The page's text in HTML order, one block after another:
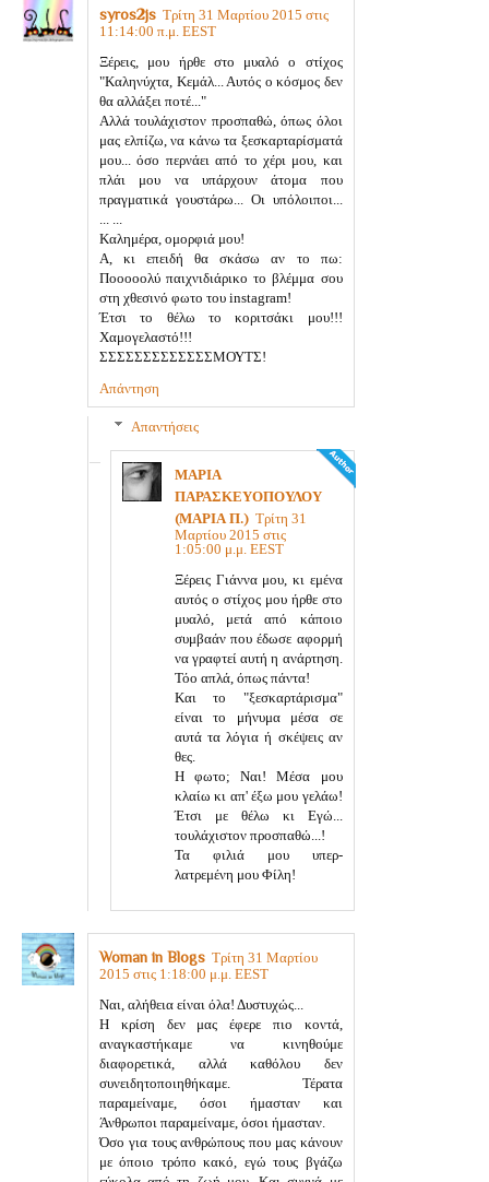
syros2js Τρίτη 31 Μαρτίου 2015 στις
11:14:00 π.μ. EEST
Ξέρεις, μου ήρθε στο μυαλό ο στίχος
"Καληνύχτα, Κεμάλ... Αυτός ο κόσμος δεν
θα αλλάξει ποτέ..."
Αλλά τουλάχιστον προσπαθώ, όπως όλοι
μας ελπίζω, να κάνω τα ξεσκαρταρίσματά
μου... όσο περνάει από το χέρι μου, και
πλάι μου να υπάρχουν άτομα που
πραγματικά γουστάρω... Οι υπόλοιποι...
Καλημέρα, ομορφιά μου!
Α, κι επειδή θα σκάσω αν το πω:
Ποοοοολύ παιχνιδιάρικο το βλέμμα σου
στη χθεσινό φωτο του instagram!
Έτσι το θέλω το κοριτσάκι μου!!!
Χαμογελαστό!!!
ΣΣΣΣΣΣΣΣΣΣΣΣΣΜΟΥΤΣ!
Απάντηση
Απαντήσεις
ΜΑΡΙΑ
ΠΑΡΑΣΚΕΥΟΠΟΥΛΟΥ
(ΜΑΡΙΑ Π.) Τρίτη 31
Μαρτίου 2015 στις
1:05:00 μ.μ. EEST
Ξέρεις Γιάννα μου, κι εμένα
αυτός ο στίχος μου ήρθε στο
μυαλό, μετά από κάποιο
συμβαάν που έδωσε αφορμή
να γραφτεί αυτή η ανάρτηση.
Τόο απλά, όπως πάντα!
Και το "ξεσκαρτάρισμα"
είναι το μήνυμα μέσα σε
αυτά τα λόγια ή σκέψεις αν
θες.
Η φωτο; Ναι! Μέσα μου
κλαίω κι απ' έξω μου γελάω!
Έτσι με θέλω κι Εγώ...
τουλάχιστον προσπαθώ...!
Τα φιλιά μου υπερ-
λατρεμένη μου Φίλη!
Woman in Blogs Τρίτη 31 Μαρτίου
2015 στις 1:18:00 μ.μ. EEST
Ναι, αλήθεια είναι όλα! Δυστυχώς...
Η κρίση δεν μας έφερε πιο κοντά,
αναγκαστήκαμε να κινηθούμε
διαφορετικά, αλλά καθόλου δεν
συνειδητοποιηθήκαμε. Τέρατα
παραμείναμε, όσοι ήμασταν και
Άνθρωποι παραμείναμε, όσοι ήμασταν.
Όσο για τους ανθρώπους που μας κάνουν
με όποιο τρόπο κακό, εγώ τους βγάζω